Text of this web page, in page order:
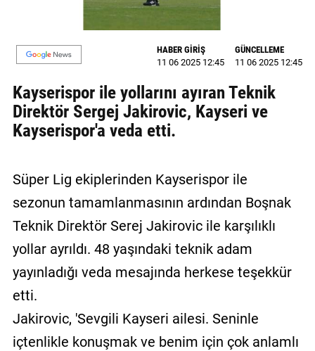
GALERİ
VİDEO
YAZARLAR
Künye
İletişim
Gizlilik
Politikası
HABER GİRİŞ
11 06 2025 12:45
GÜNCELLEME
11 06 2025 12:45
Kayserispor ile yollarını ayıran Teknik
Direktör Sergej Jakirovic, Kayseri ve
Kayserispor'a veda etti.
Süper Lig ekiplerinden Kayserispor ile
sezonun tamamlanmasının ardından Boşnak
Teknik Direktör Serej Jakirovic ile karşılıklı
yollar ayrıldı. 48 yaşındaki teknik adam
yayınladığı veda mesajında herkese teşekkür
etti.
Jakirovic, 'Sevgili Kayseri ailesi. Seninle
içtenlikle konuşmak ve benim için çok anlamlı